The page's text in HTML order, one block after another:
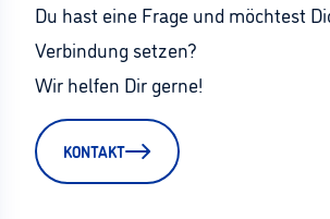
Du hast eine Frage und möchtest
Verbindung setzen?
Wir helfen Dir gerne!
KONTAKT